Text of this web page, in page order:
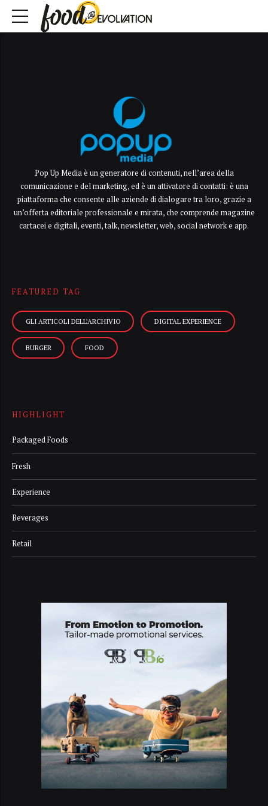
Pop Up Media è un generatore di contenuti, nell’area della
comunicazione e del marketing, ed è un attivatore di contatti: è una
piattaforma che consente alle aziende di dialogare tra loro, grazie a
un’offerta editoriale professionale e mirata, che comprende magazine
cartacei e digitali, eventi, talk, newsletter, web, social network e app.
FEATURED TAG
GLI ARTICOLI DELL’ARCHIVIO DIGITAL EXPERIENCE
BURGER FOOD
HIGHLIGHT
Packaged Foods
Fresh
Experience
Beverages
Retail